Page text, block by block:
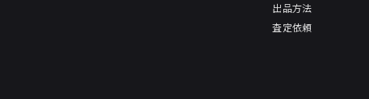
出品方法
査定依頼